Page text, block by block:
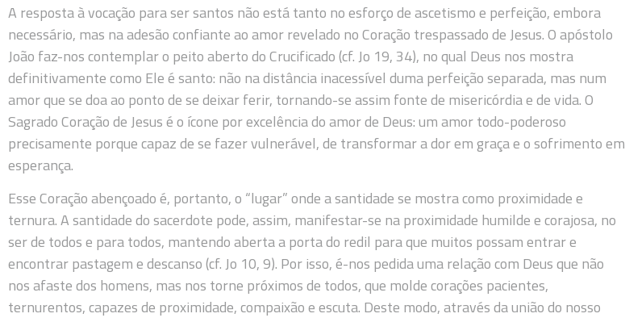
A resposta à vocação para ser santos não está tanto no esforço de ascetismo e perfeição, embora
necessário, mas na adesão confiante ao amor revelado no Coração trespassado de Jesus. O apóstolo
João faz-nos contemplar o peito aberto do Crucificado (cf. Jo 19, 34), no qual Deus nos mostra
definitivamente como Ele é santo: não na distância inacessível duma perfeição separada, mas num
amor que se doa ao ponto de se deixar ferir, tornando-se assim fonte de misericórdia e de vida. O
Sagrado Coração de Jesus é o ícone por excelência do amor de Deus: um amor todo-poderoso
precisamente porque capaz de se fazer vulnerável, de transformar a dor em graça e o sofrimento em
esperança.
Esse Coração abençoado é, portanto, o “lugar” onde a santidade se mostra como proximidade e
ternura. A santidade do sacerdote pode, assim, manifestar-se na proximidade humilde e corajosa, no
ser de todos e para todos, mantendo aberta a porta do redil para que muitos possam entrar e
encontrar pastagem e descanso (cf. Jo 10, 9). Por isso, é-nos pedida uma relação com Deus que não
nos afaste dos homens, mas nos torne próximos de todos, que molde corações pacientes,
ternurentos, capazes de proximidade, compaixão e escuta. Deste modo, através da união do nosso